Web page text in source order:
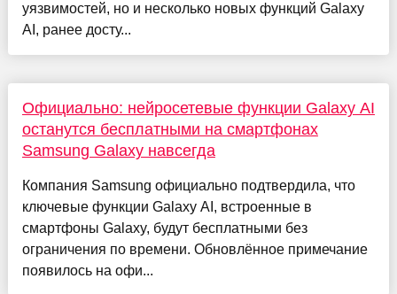
уязвимостей, но и несколько новых функций Galaxy
AI, ранее досту...
Официально: нейросетевые функции Galaxy AI
останутся бесплатными на смартфонах
Samsung Galaxy навсегда
Компания Samsung официально подтвердила, что
ключевые функции Galaxy AI, встроенные в
смартфоны Galaxy, будут бесплатными без
ограничения по времени. Обновлённое примечание
появилось на офи...